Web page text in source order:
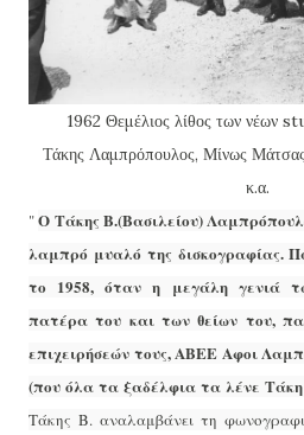
1962 Θεμέλιος λίθος των νέων
Τάκης Λαμπρόπουλος, Μίνως
κ.α.
"Ο Τάκης Β.(Βασιλείου)
λαμπρό μυαλό της δισκογραφίας.
το 1958, όταν η μεγάλη γενιά
πατέρα του και των θείων του,
επιχειρήσεών τους, ΑΒΕΕ Αφοι
(που όλα τα ξαδέλφια τα λένε
Τάκης Β. αναλαμβάνει τη